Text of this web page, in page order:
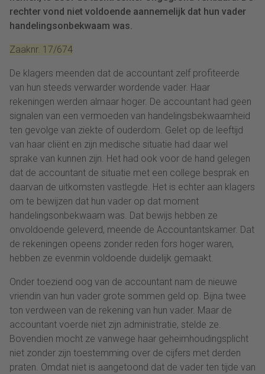
rechter vond niet voldoende aannemelijk dat hun vader
handelingsonbekwaam was.
Zaaknr. 17/674
De klagers meenden dat de accountant zelf profiteerde
van hun steeds verwarder wordende vader. Haar
rekeningen werden almaar hoger. De accountant had geen
signalen van een vermoeden van handelingsbekwaamheid
ten gevolge van ziekte of ouderdom. Gelet op de leeftijd
van haar cliënt en zijn medische situatie had daar wel
sprake van kunnen zijn. Het had ook voor de hand gelegen
dat de accountant de situatie met een college besprak en
daarvan de uitkomsten vastlegde. Het is echter aan klagers
om te bewijzen dat hun vader op dat moment
handelingsonbekwaam was. Dat bewijs hebben ze
onvoldoende geleverd, meende de Accountantskamer. Dat
de rekeningen opeens zonder reden fors hoger waren,
hebben ze evenmin voldoende duidelijk gemaakt.
Onder toeziend oog van de accountant nam de nieuwe
vriendin van hun vader grote sommen geld op. Bijna twee
ton verdween van de rekening van hun vader. Maar de
accountant voerde niet zijn administratie, stelde ze.
Bovendien mocht ze vanwege haar geheimhoudingsplicht
niet zonder zijn toestemming over de cijfers met derden
praten. Omdat niet is aangetoond dat de vader ten tijde van